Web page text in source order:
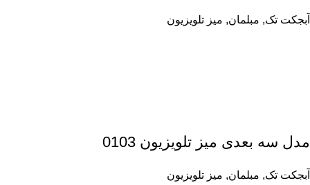
آبجکت تک, مبلمان, میز تلویزیون
مدل سه بعدی میز تلویزیون 0103
آبجکت تک, مبلمان, میز تلویزیون